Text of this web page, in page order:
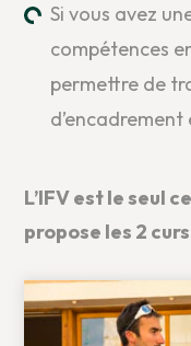
Si vous avez
compétences
permettre de
L’IFV est le seul
propose les 2